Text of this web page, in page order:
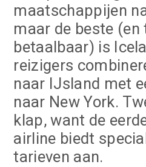
maatschappijen
maar de beste (en
betaalbaar) is
reizigers
naar IJsland met
naar New York.
klap, want de
airline biedt
tarieven aan.